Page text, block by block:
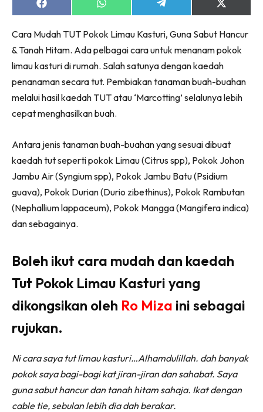
Impiana Makeover
Makeover Ruang Selebriti
Destinasi
Hotel
Kafe
High Rise
Landed
Video
Beli Di Mana
Buat Sendiri
Ilham Impiana
Ilham Impiana Inspirasi Selebriti
Impiana TV
Impiana MakeOver
Lahar Dekor
Sembang Laman
Tip Impiana
Tip Laman
Share
on
Share
on
Share
on
Share
on
(Twitter)
Cara Mudah TUT Pokok Limau Kasturi, Guna Sabut Hancur
& Tanah Hitam. Ada pelbagai cara untuk menanam pokok
limau kasturi di rumah. Salah satunya dengan kaedah
penanaman secara tut. Pembiakan tanaman buah-buahan
melalui hasil kaedah TUT atau ‘Marcotting’ selalunya lebih
cepat menghasilkan buah.
Antara jenis tanaman buah-buahan yang sesuai dibuat
kaedah tut seperti pokok Limau (Citrus spp), Pokok Johon
Jambu Air (Syngium spp), Pokok Jambu Batu (Psidium
guava), Pokok Durian (Durio zibethinus), Pokok Rambutan
(Nephallium lappaceum), Pokok Mangga (Mangifera indica)
dan sebagainya.
Boleh ikut cara mudah dan kaedah
Tut Pokok Limau Kasturi yang
dikongsikan oleh Ro Miza ini sebagai
rujukan.
Ni cara saya tut limau kasturi…Alhamdulillah. dah banyak
pokok saya bagi-bagi kat jiran-jiran dan sahabat. Saya
guna sabut hancur dan tanah hitam sahaja. Ikat dengan
cable tie, sebulan lebih dia dah berakar.